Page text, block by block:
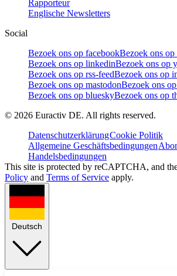
Rapporteur
Englische Newsletters
Social
Bezoek ons op facebookBezoek ons op
Bezoek ons op linkedinBezoek ons op
Bezoek ons op rss-feedBezoek ons op
Bezoek ons op mastodonBezoek ons
Bezoek ons op blueskyBezoek ons op
© 2026 Euractiv DE. All rights reserved.
DatenschutzerklärungCookie Politik
Allgemeine Geschäftsbedingungen
Handelsbedingungen
This site is protected by reCAPTCHA, and
Policy and Terms of Service apply.
Deutsch